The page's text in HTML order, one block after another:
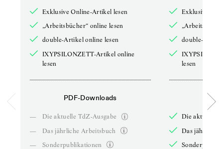
Exklusive Online-Artikel lesen
„Arbeitsbücher“ online lesen
double-Artikel online lesen
IXYPSILONZETT-Artikel online
lesen
PDF-Downloads
—
Die aktuelle TdZ-Ausgabe
—
Das jährliche Arbeitsbuch
—
Sonderpublikationen
Exklusive
double-
lesen
Die aktuelle
Das jährliche